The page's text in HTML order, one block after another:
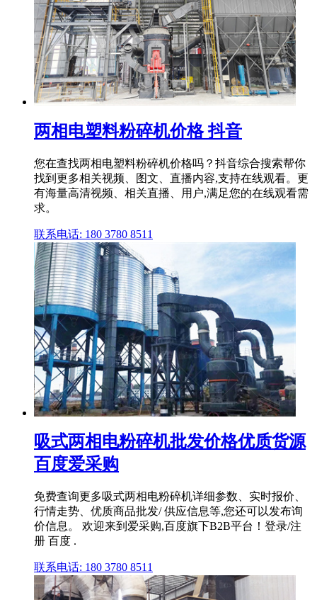
两相电塑料粉碎机价格 抖音
您在查找两相电塑料粉碎机价格吗？抖音综合搜索帮你
找到更多相关视频、图文、直播内容,支持在线观看。更
有海量高清视频、相关直播、用户,满足您的在线观看需
求。
联系电话: 180 3780 8511
吸式两相电粉碎机批发价格优质货源
百度爱采购
免费查询更多吸式两相电粉碎机详细参数、实时报价、
行情走势、优质商品批发/ 供应信息等,您还可以发布询
价信息。 欢迎来到爱采购,百度旗下B2B平台！登录/注
册 百度 .
联系电话: 180 3780 8511